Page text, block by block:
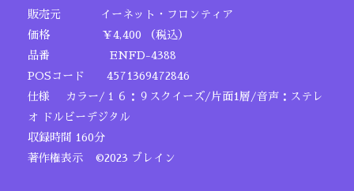
販売元 イーネット・フロンティア
価格 ￥4,400 （税込）
品番 ENFD-4388
POSコード 4571369472846
仕様 カラー/１６：９スクイーズ/片面1層/音声：ステレ
オ ドルビーデジタル
収録時間 160分
著作権表示 ©2023 ブレイン